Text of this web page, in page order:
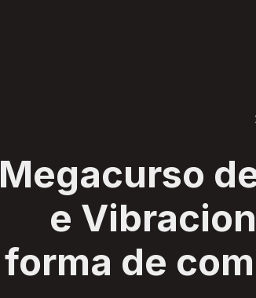
Megacurso
e
forma de